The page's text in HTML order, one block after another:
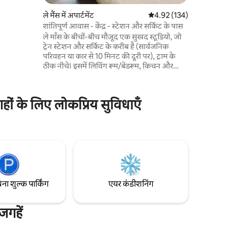
ले मैंस में अपार्टमेंट औसत रेटिंग 5 में से 4.92,
4.92 (134)
शांतिपूर्ण आवास - केंद्र - स्टेशन और सर्किट के पास
ले माँस के बीचों-बीच मौजूद एक सुखद स्टूडियो, जो
ट्रेन स्टेशन और सर्किट के करीब है (सार्वजनिक
परिवहन या कार से 10 मिनट की दूरी पर), ट्राम के
ठीक नीचे। इसमें लिविंग रूम/बेडरूम, किचन और
करीब। हम अपने मेहमानों को खुद आकर चाबियाँ
सौंपना पसंद करते हैं। हालाँकि, रात 8 बजे के बाद,
उन्हें लॉकबॉक्स से लिया जा सकता है। बेड लिनेन की
के लिए लोकप्रिय सुविधाएँ
शुल्क पार्किंग एयर कंडीशनिंग